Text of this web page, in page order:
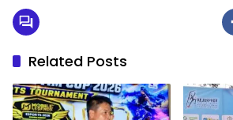
Related Posts